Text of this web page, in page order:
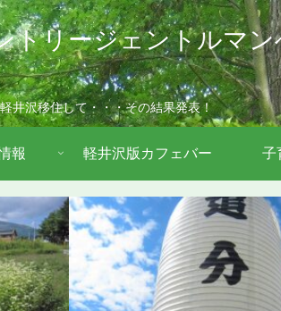
リージェントルマン
井沢移住して・・・その結果発表！
報 軽井沢版カフェバー 子